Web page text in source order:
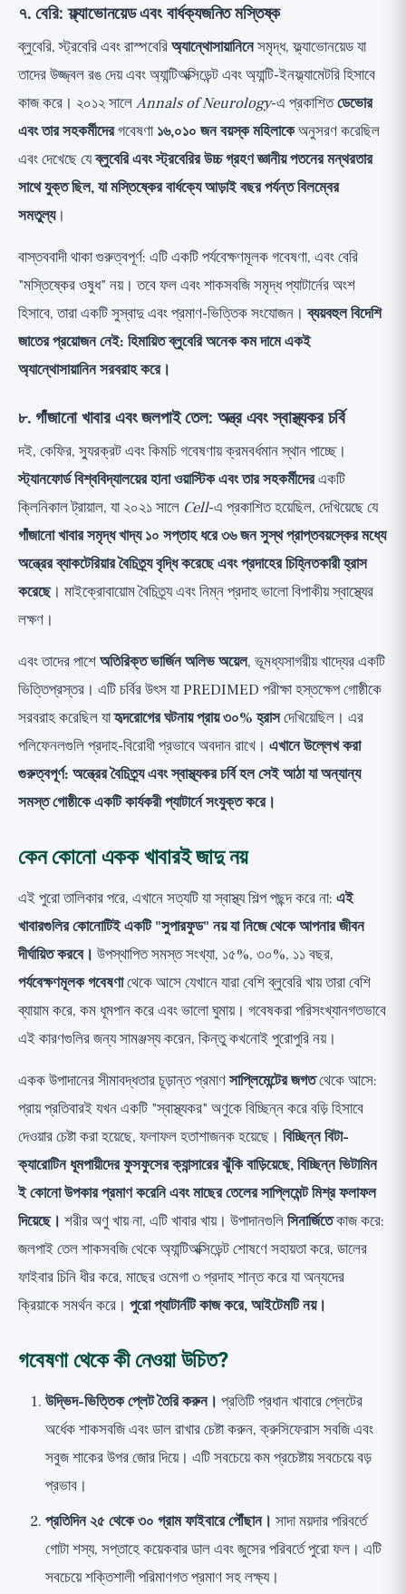
৭. বেরি: ফ্ল্যাভোনয়েড এবং বার্ধক্যজনিত মস্তিষ্ক
ব্লুবেরি, স্ট্রবেরি এবং রাস্পবেরিঅ্যান্থোসায়ানিনেসমৃদ্ধ, ফ্ল্যাভোনয়েড যা
তাদের উজ্জ্বল রঙ দেয় এবং অ্যান্টিঅক্সিডেন্ট এবং অ্যান্টি-ইনফ্ল্যামেটরি হিসাবে
কাজ করে। ২০১২ সালেAnnals of Neurology-এ প্রকাশিতডেভোর
এবং তার সহকর্মীদেরগবেষণা১৬,০১০ জন বয়স্ক মহিলাকেঅনুসরণ করেছিল
এবং দেখেছে যেব্লুবেরি এবং স্ট্রবেরির উচ্চ গ্রহণ জ্ঞানীয় পতনের মন্থরতার
সাথে যুক্ত ছিল, যা মস্তিষ্কের বার্ধক্যে আড়াই বছর পর্যন্ত বিলম্বের
সমতুল্য।
বাস্তববাদী থাকা গুরুত্বপূর্ণ: এটি একটি পর্যবেক্ষণমূলক গবেষণা, এবং বেরি
"মস্তিষ্কের ওষুধ" নয়। তবে ফল এবং শাকসবজি সমৃদ্ধ প্যাটার্নের অংশ
হিসাবে, তারা একটি সুস্বাদু এবং প্রমাণ-ভিত্তিক সংযোজন।ব্যয়বহুল বিদেশি
জাতের প্রয়োজন নেই: হিমায়িত ব্লুবেরি অনেক কম দামে একই
অ্যান্থোসায়ানিন সরবরাহ করে।
৮. গাঁজানো খাবার এবং জলপাই তেল: অন্ত্র এবং স্বাস্থ্যকর চর্বি
দই, কেফির, স্যুরক্রট এবং কিমচি গবেষণায় ক্রমবর্ধমান স্থান পাচ্ছে।
স্ট্যানফোর্ড বিশ্ববিদ্যালয়ের হানা ওয়াস্টিক এবং তার সহকর্মীদেরএকটি
ক্লিনিকাল ট্রায়াল, যা ২০২১ সালে Cell-এ প্রকাশিত হয়েছিল, দেখিয়েছে যে
গাঁজানো খাবার সমৃদ্ধ খাদ্য ১০ সপ্তাহ ধরে ৩৬ জন সুস্থ প্রাপ্তবয়স্কের মধ্যে
অন্ত্রের ব্যাকটেরিয়ার বৈচিত্র্য বৃদ্ধি করেছে এবং প্রদাহের চিহ্নিতকারী হ্রাস
করেছে। মাইক্রোবায়োম বৈচিত্র্য এবং নিম্ন প্রদাহ ভালো বিপাকীয় স্বাস্থ্যের
লক্ষণ।
এবং তাদের পাশেঅতিরিক্ত ভার্জিন অলিভ অয়েল, ভূমধ্যসাগরীয় খাদ্যের একটি
ভিত্তিপ্রস্তর। এটি চর্বির উৎস যা PREDIMED পরীক্ষা হস্তক্ষেপ গোষ্ঠীকে
সরবরাহ করেছিল যাহৃদরোগের ঘটনায় প্রায় ৩০% হ্রাসদেখিয়েছিল। এর
পলিফেনলগুলি প্রদাহ-বিরোধী প্রভাবে অবদান রাখে। এখানে উল্লেখ করা
গুরুত্বপূর্ণ: অন্ত্রের বৈচিত্র্য এবং স্বাস্থ্যকর চর্বি হল সেই আঠা যা অন্যান্য
সমস্ত গোষ্ঠীকে একটি কার্যকরী প্যাটার্নে সংযুক্ত করে।
কেন কোনো একক খাবারই জাদু নয়
এই পুরো তালিকার পরে, এখানে সত্যটি যা স্বাস্থ্য শিল্প পছন্দ করে না: এই
খাবারগুলির কোনোটিই একটি "সুপারফুড" নয় যা নিজে থেকে আপনার জীবন
দীর্ঘায়িত করবে। উপস্থাপিত সমস্ত সংখ্যা, ১৫%, ৩০%, ১১ বছর,
পর্যবেক্ষণমূলক গবেষণাথেকে আসে যেখানে যারা বেশি ব্লুবেরি খায় তারা বেশি
ব্যায়াম করে, কম ধূমপান করে এবং ভালো ঘুমায়। গবেষকরা পরিসংখ্যানগতভাবে
এই কারণগুলির জন্য সামঞ্জস্য করেন, কিন্তু কখনোই পুরোপুরি নয়।
একক উপাদানের সীমাবদ্ধতার চূড়ান্ত প্রমাণসাপ্লিমেন্টের জগতথেকে আসে:
প্রায় প্রতিবারই যখন একটি "স্বাস্থ্যকর" অণুকে বিচ্ছিন্ন করে বড়ি হিসাবে
দেওয়ার চেষ্টা করা হয়েছে, ফলাফল হতাশাজনক হয়েছে। বিচ্ছিন্ন বিটা-
ক্যারোটিন ধূমপায়ীদের ফুসফুসের ক্যান্সারের ঝুঁকি বাড়িয়েছে, বিচ্ছিন্ন ভিটামিন
ই কোনো উপকার প্রমাণ করেনি এবং মাছের তেলের সাপ্লিমেন্ট মিশ্র ফলাফল
দিয়েছে। শরীর অণু খায় না, এটি খাবার খায়। উপাদানগুলিসিনার্জিতেকাজ করে:
জলপাই তেল শাকসবজি থেকে অ্যান্টিঅক্সিডেন্ট শোষণে সহায়তা করে, ডালের
ফাইবার চিনি ধীর করে, মাছের ওমেগা ৩ প্রদাহ শান্ত করে যা অন্যদের
ক্রিয়াকে সমর্থন করে। পুরো প্যাটার্নটি কাজ করে, আইটেমটি নয়।
গবেষণা থেকে কী নেওয়া উচিত?
উদ্ভিদ-ভিত্তিক প্লেট তৈরি করুন। প্রতিটি প্রধান খাবারে প্লেটের
অর্ধেক শাকসবজি এবং ডাল রাখার চেষ্টা করুন, ক্রুসিফেরাস সবজি এবং
সবুজ শাকের উপর জোর দিয়ে। এটি সবচেয়ে কম প্রচেষ্টায় সবচেয়ে বড়
প্রভাব।
প্রতিদিন ২৫ থেকে ৩০ গ্রাম ফাইবারে পৌঁছান। সাদা ময়দার পরিবর্তে
গোটা শস্য, সপ্তাহে কয়েকবার ডাল এবং জুসের পরিবর্তে পুরো ফল। এটি
সবচেয়ে শক্তিশালী পরিমাণগত প্রমাণ সহ লক্ষ্য।